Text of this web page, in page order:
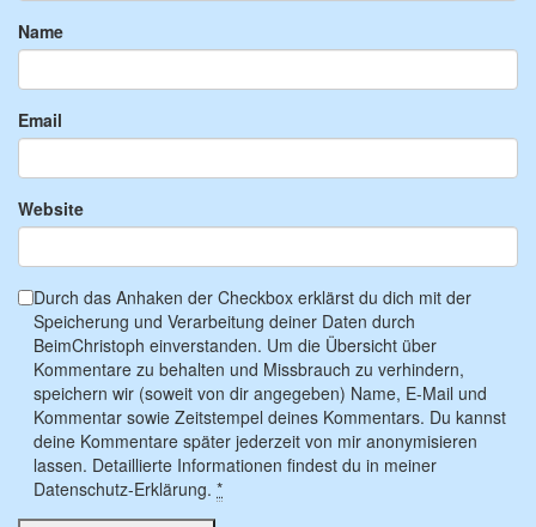
Name
Email
Website
Durch das Anhaken der Checkbox erklärst du dich mit der
Speicherung und Verarbeitung deiner Daten durch
BeimChristoph einverstanden. Um die Übersicht über
Kommentare zu behalten und Missbrauch zu verhindern,
speichern wir (soweit von dir angegeben) Name, E-Mail und
Kommentar sowie Zeitstempel deines Kommentars. Du kannst
deine Kommentare später jederzeit von mir anonymisieren
lassen. Detaillierte Informationen findest du in meiner
Datenschutz-Erklärung. *